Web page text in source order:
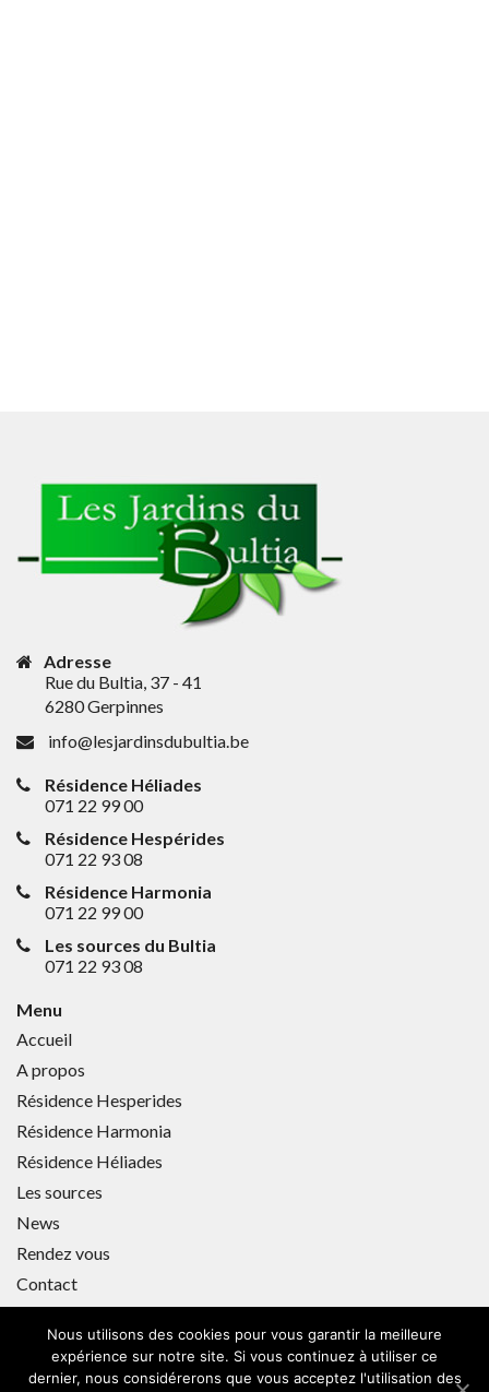
Adresse
Rue du Bultia, 37 - 41
6280 Gerpinnes
info@lesjardinsdubultia.be
Résidence Héliades
071 22 99 00
Résidence Hespérides
071 22 93 08
Résidence Harmonia
071 22 99 00
Les sources du Bultia
071 22 93 08
Menu
Accueil
A propos
Résidence Hesperides
Résidence Harmonia
Résidence Héliades
Les sources
News
Rendez vous
Contact
Copyright © 2018 Les Jardins du Bultia. All rights reserved -
Nous utilisons des cookies pour vous garantir la meilleure
expérience sur notre site. Si vous continuez à utiliser ce
dernier, nous considérerons que vous acceptez l'utilisation des